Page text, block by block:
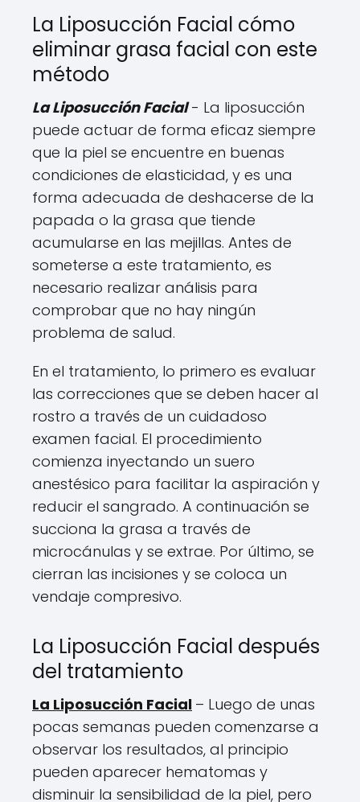
La Liposucción Facial cómo
eliminar grasa facial con este
método
La Liposucción Facial- La liposucción
puede actuar de forma eficaz siempre
que la piel se encuentre en buenas
condiciones de elasticidad, y es una
forma adecuada de deshacerse de la
papada o la grasa que tiende
acumularse en las mejillas. Antes de
someterse a este tratamiento, es
necesario realizar análisis para
comprobar que no hay ningún
problema de salud.
En el tratamiento, lo primero es evaluar
las correcciones que se deben hacer al
rostro a través de un cuidadoso
examen facial. El procedimiento
comienza inyectando un suero
anestésico para facilitar la aspiración y
reducir el sangrado. A continuación se
succiona la grasa a través de
microcánulas y se extrae. Por último, se
cierran las incisiones y se coloca un
vendaje compresivo.
La Liposucción Facial después
del tratamiento
La Liposucción Facial – Luego de unas
pocas semanas pueden comenzarse a
observar los resultados, al principio
pueden aparecer hematomas y
disminuir la sensibilidad de la piel, pero